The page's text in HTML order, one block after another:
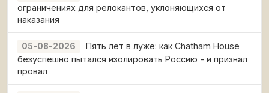
ограничениях для релокантов, уклоняющихся от
наказания
05-08-2026
Пять лет в луже: как Chatham House
безуспешно пытался изолировать Россию - и признал
провал